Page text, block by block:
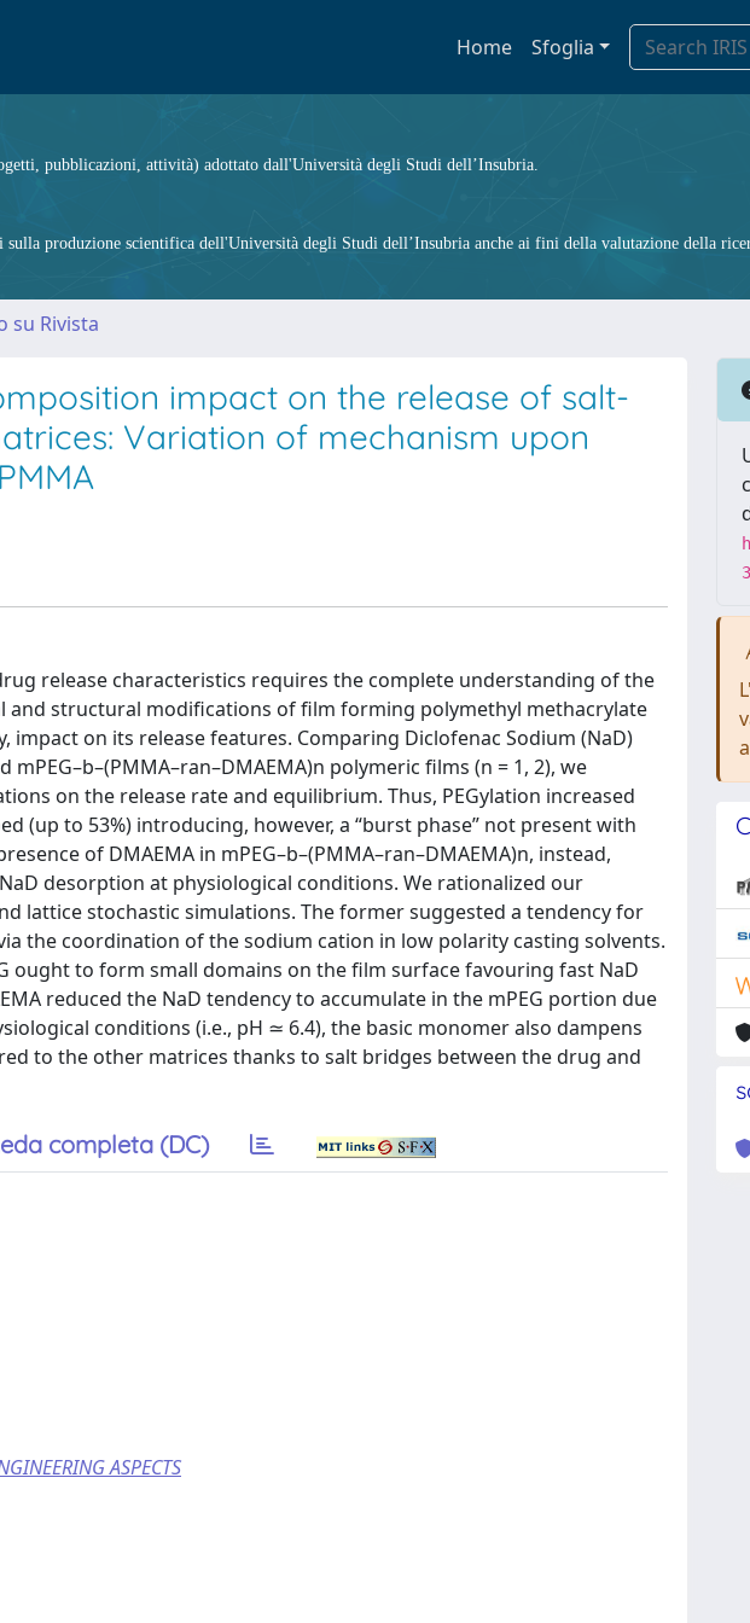
Home Sfoglia
pubblicazioni, attività) adottato dall'Università degli Studi dell’Insubria.
sulla produzione scientifica dell'Università degli Studi dell’Insubria anche ai fini della valutazione della
su Rivista
impact on the release of salt-
Variation of mechanism upon
release characteristics requires the complete understanding of the
and structural modifications of film forming polymethyl methacrylate
on its release features. Comparing Diclofenac Sodium (NaD)
polymeric films (n = 1, 2), we
on the release rate and equilibrium. Thus, PEGylation increased
(up to 53%) introducing, however, a “burst phase” not present with
of DMAEMA in mPEG–b–(PMMA–ran–DMAEMA)n, instead,
desorption at physiological conditions. We rationalized our
lattice stochastic simulations. The former suggested a tendency for
the coordination of the sodium cation in low polarity casting solvents.
ought to form small domains on the film surface favouring fast NaD
reduced the NaD tendency to accumulate in the mPEG portion due
conditions (i.e., pH ≃ 6.4), the basic monomer also dampens
to the other matrices thanks to salt bridges between the drug and
completa (DC)
ASPECTS